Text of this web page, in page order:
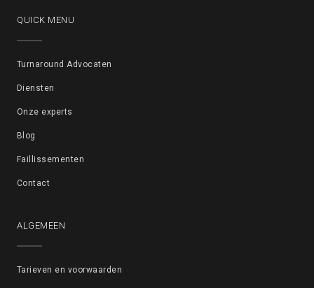
QUICK MENU
Turnaround Advocaten
Diensten
Onze experts
Blog
Faillissementen
Contact
ALGEMEEN
Tarieven en voorwaarden